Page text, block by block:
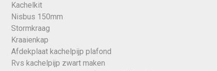
Kachelkit
Nisbus 150mm
Stormkraag
Kraaienkap
Afdekplaat kachelpijp plafond
Rvs kachelpijp zwart maken